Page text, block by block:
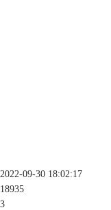
2022-09-30 18:02:17
18935
3